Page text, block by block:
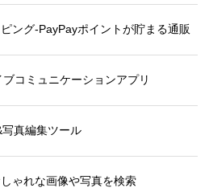
ング-PayPayポイントが貯まる通販
コミュニケーションアプリ
真編集ツール
ゃれな画像や写真を検索